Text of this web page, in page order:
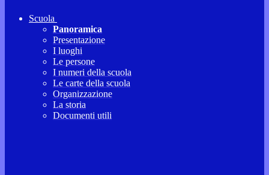
Scuola
Panoramica
Presentazione
I luoghi
Le persone
I numeri della scuola
Le carte della scuola
Organizzazione
La storia
Documenti utili